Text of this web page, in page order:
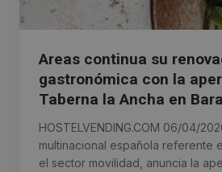
Areas continua su
gastronómica con la
Taberna la Ancha en
HOSTELVENDING.COM 06/04/
multinacional española referente
el sector movilidad, anuncia la